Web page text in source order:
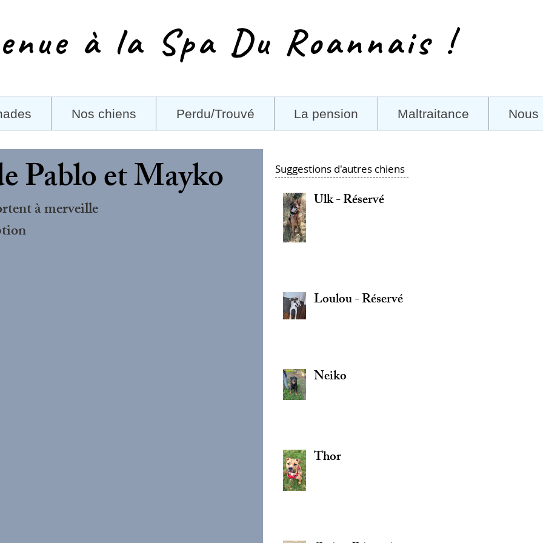
à la Spa Du Roannais !
Nos chiens Perdu/Trouvé La pension Maltraitance Nous
Pablo et Mayko
à merveille
Suggestions d'autres chiens
Ulk - Réservé
Loulou - Réservé
Neiko
Thor